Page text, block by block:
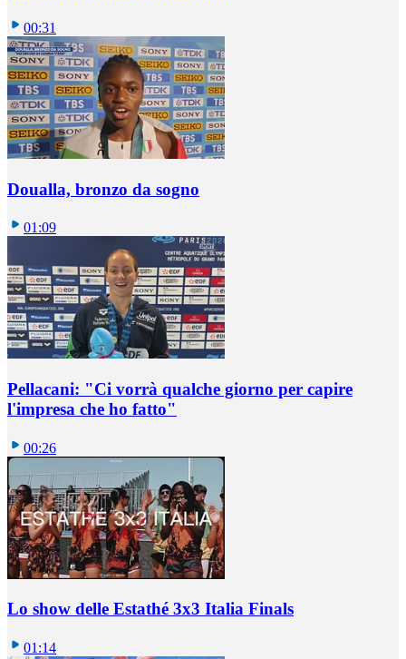
00:31
Doualla, bronzo da sogno
01:09
Pellacani: "Ci vorrà qualche giorno per capire
l'impresa che ho fatto"
00:26
Lo show delle Estathé 3x3 Italia Finals
01:14